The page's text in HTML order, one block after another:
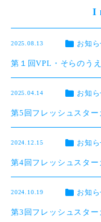
2025.08.13 お知ら
第１回VPL・そらのう
2025.04.14 お知ら
第5回フレッシュスタ
2024.12.15 お知ら
第4回フレッシュスタ
2024.10.19 お知ら
第3回フレッシュスタ